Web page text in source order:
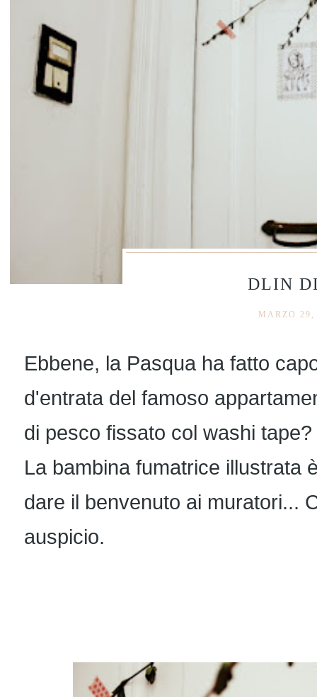
DLIN
MARZO 29,
Ebbene, la Pasqua ha fatto
d'entrata del famoso
di pesco fissato col washi tape?
La bambina fumatrice illustrata
dare il benvenuto ai muratori...
auspicio.